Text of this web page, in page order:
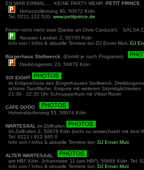
ES WAR EINMAL..... KEINE PARTY MEHR: PETIT PRINCE,
Hohenzollernring 90, 50672 Köln
Tel. 0221-122 520, www.petitprince.de
Findet nicht mehr statt (Danke an Chris Carduck!): SALSA
Neusser Landstr. 2, 50735 Köln
Info von / Infos & aktuelle Termine bei DJ Enver Muti, DJ
Bürgerhaus Stollwerck, (Eintritt je nach Programm)
Dreikönigenstr. 23, 50678 Köln
SIX EIGHT
im Erdgeschoss des Bürgerhauses Stollwerck,
schöne Tanzfläche, Empore mit weiteren Sitzmöglichkeiten
21:30 - 22:30 Uhr Schnupperkurs mit Viktor Ronin
CAFE DODO
Hohenstaufenring 55, 50674 Köln
WARTESAAL im Zollhafen
Im Zollhafen 2, 50678 Köln (nicht zu verwechseln mit dem
Tel: 0221 / 912 885 0
Info von / Infos & aktuelle Termine bei: DJ Enver Muti
ALTER WARTESAAL
am HBF Köln, Johannisstr. 11 (am HBF), 50668 Köln, Tel:
Info von / Infos & aktuelle Termine bei: DJ Enver Muti